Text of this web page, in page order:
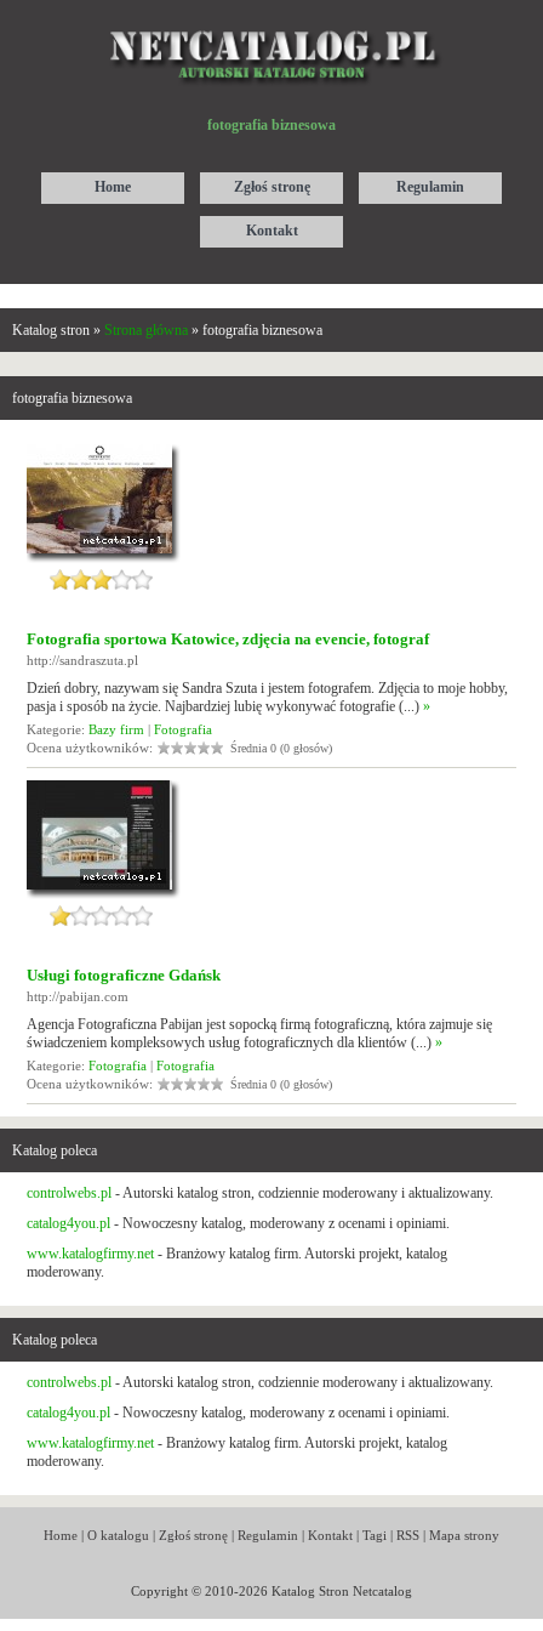
fotografia biznesowa
Home Zgłoś stronę Regulamin
Kontakt
Katalog stron » Strona główna » fotografia biznesowa
fotografia biznesowa
Fotografia sportowa Katowice, zdjęcia na evencie, fotograf
http://sandraszuta.pl
Dzień dobry, nazywam się Sandra Szuta i jestem fotografem. Zdjęcia to moje hobby,
pasja i sposób na życie. Najbardziej lubię wykonywać fotografie (...)»
Kategorie:Bazy firm |Fotografia
Ocena użytkowników:
Średnia 0 (0 głosów)
Usługi fotograficzne Gdańsk
http://pabijan.com
Agencja Fotograficzna Pabijan jest sopocką firmą fotograficzną, która zajmuje się
świadczeniem kompleksowych usług fotograficznych dla klientów (...)»
Kategorie:Fotografia |Fotografia
Ocena użytkowników:
Średnia 0 (0 głosów)
Katalog poleca
controlwebs.pl - Autorski katalog stron, codziennie moderowany i aktualizowany.
catalog4you.pl - Nowoczesny katalog, moderowany z ocenami i opiniami.
www.katalogfirmy.net - Branżowy katalog firm. Autorski projekt, katalog
moderowany.
Katalog poleca
controlwebs.pl - Autorski katalog stron, codziennie moderowany i aktualizowany.
catalog4you.pl - Nowoczesny katalog, moderowany z ocenami i opiniami.
www.katalogfirmy.net - Branżowy katalog firm. Autorski projekt, katalog
moderowany.
Home| O katalogu | Zgłoś stronę| Regulamin | Kontakt| Tagi | RSS| Mapa strony
Copyright © 2010-2026 Katalog Stron Netcatalog